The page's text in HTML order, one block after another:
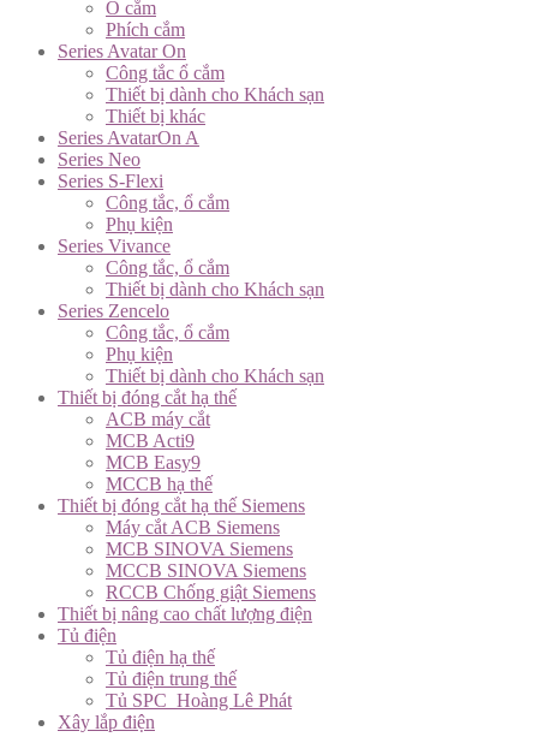
Ổ cắm
Phích cắm
Series Avatar On
Công tắc ổ cắm
Thiết bị dành cho Khách sạn
Thiết bị khác
Series AvatarOn A
Series Neo
Series S-Flexi
Công tắc, ổ cắm
Phụ kiện
Series Vivance
Công tắc, ổ cắm
Thiết bị dành cho Khách sạn
Series Zencelo
Công tắc, ổ cắm
Phụ kiện
Thiết bị dành cho Khách sạn
Thiết bị đóng cắt hạ thế
ACB máy cắt
MCB Acti9
MCB Easy9
MCCB hạ thế
Thiết bị đóng cắt hạ thế Siemens
Máy cắt ACB Siemens
MCB SINOVA Siemens
MCCB SINOVA Siemens
RCCB Chống giật Siemens
Thiết bị nâng cao chất lượng điện
Tủ điện
Tủ điện hạ thế
Tủ điện trung thế
Tủ SPC_Hoàng Lê Phát
Xây lắp điện